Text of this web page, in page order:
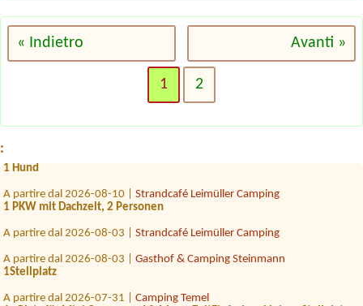
« Indietro Avanti »
1 2
:
A partire dal 2026-08-28 |Storchencamp Rust
Camping Ötztal Längenfeld
1 Hund
A partire dal 2026-08-10 | Strandcafé Leimüller Camping
1 PKW mit Dachzelt, 2 Personen
A partire dal 2026-08-03 | Strandcafé Leimüller Camping
A partire dal 2026-08-03 | Gasthof & Camping Steinmann
1Stellplatz
A partire dal 2026-07-31 | Camping Temel